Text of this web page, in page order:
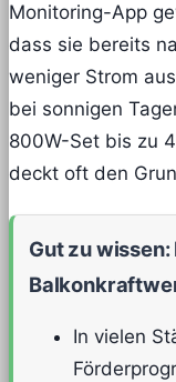
Monitoring-App
dass sie bereits
weniger Strom
bei sonnigen
800W-Set bis zu
deckt oft den
Gut zu
In vielen